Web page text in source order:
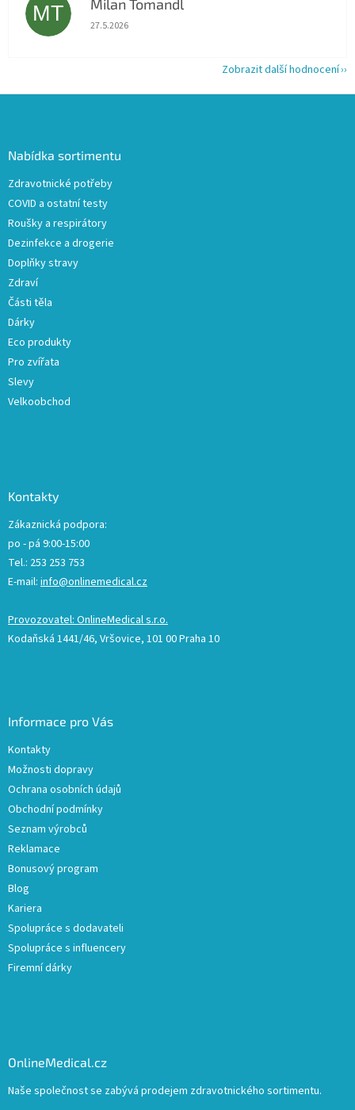
MT Milan Tomandl
Hodnocení obchodu je 5 z 5 hvězdiček.
27.5.2026
Zobrazit další hodnocení
Nabídka sortimentu
Zdravotnické potřeby
COVID a ostatní testy
Roušky a respirátory
Dezinfekce a drogerie
Doplňky stravy
Zdraví
Části těla
Dárky
Eco produkty
Pro zvířata
Slevy
Velkoobchod
Kontakty
Zákaznická podpora:
po - pá 9:00-15:00
Tel.: 253 253 753
E-mail: info@onlinemedical.cz
Provozovatel: OnlineMedical s.r.o.
Kodaňská 1441/46, Vršovice, 101 00 Praha 10
Informace pro Vás
Kontakty
Možnosti dopravy
Ochrana osobních údajů
Obchodní podmínky
Seznam výrobců
Reklamace
Bonusový program
Blog
Kariera
Spolupráce s dodavateli
Spolupráce s influencery
Firemní dárky
OnlineMedical.cz
Naše společnost se zabývá prodejem zdravotnického sortimentu.